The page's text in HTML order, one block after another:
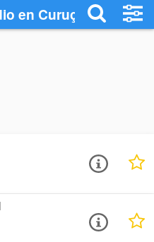
en Curuçá -